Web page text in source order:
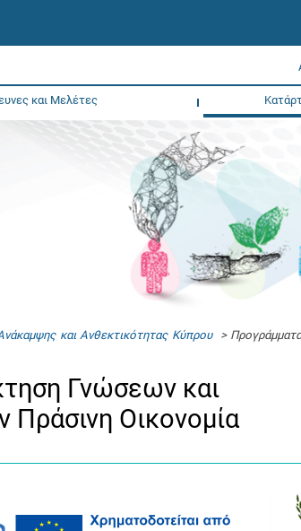
και Μελέτες
και Ανθεκτικότητας Κύπρου> Προγράμματα
Γνώσεων και
Πράσινη Οικονομία